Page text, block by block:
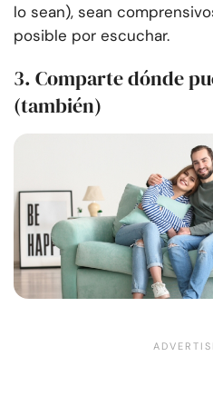
lo sean), sean
posible por escuchar.
3. Comparte dónde
(también)